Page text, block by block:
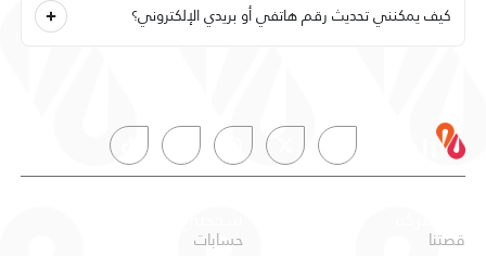
كيف يمكنني تحديث رقم هاتفي أو بريدي الإلكتروني؟
قصتنا
حسابات